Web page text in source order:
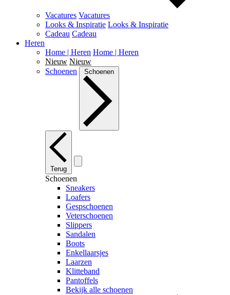
Vacatures Vacatures
Looks & Inspiratie Looks & Inspiratie
Cadeau Cadeau
Heren
Home | Heren Home | Heren
Nieuw Nieuw
Schoenen
Schoenen
Terug
Schoenen
Sneakers
Loafers
Gespschoenen
Veterschoenen
Slippers
Sandalen
Boots
Enkellaarsjes
Laarzen
Klitteband
Pantoffels
Bekijk alle schoenen